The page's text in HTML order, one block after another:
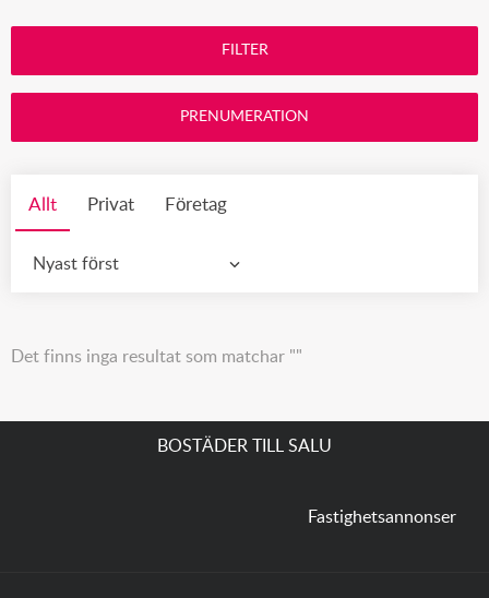
FILTER
PRENUMERATION
Allt Privat Företag
Nyast först
Det finns inga resultat som matchar ""
BOSTÄDER TILL SALU
Fastighetsannonser